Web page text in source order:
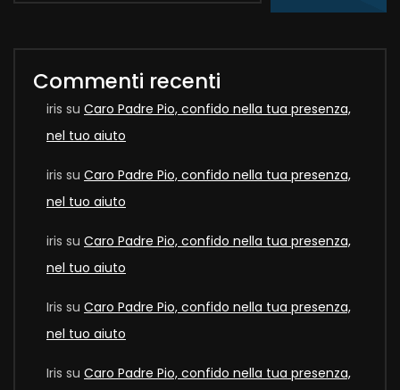
Commenti recenti
iris su Caro Padre Pio, confido nella tua presenza,
nel tuo aiuto
iris su Caro Padre Pio, confido nella tua presenza,
nel tuo aiuto
iris su Caro Padre Pio, confido nella tua presenza,
nel tuo aiuto
Iris su Caro Padre Pio, confido nella tua presenza,
nel tuo aiuto
Iris su Caro Padre Pio, confido nella tua presenza,